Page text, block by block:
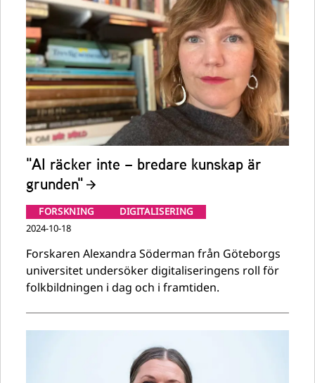
"AI räcker inte – bredare kunskap är
grunden"
FORSKNING
DIGITALISERING
2024-10-18
Forskaren Alexandra Söderman från Göteborgs
universitet undersöker digitaliseringens roll för
folkbildningen i dag och i framtiden.